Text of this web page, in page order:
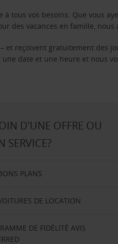
tous vos besoins. Que vous
des vacances en famille,
et reçoivent gratuitement des
date et une heure et nous
D'UNE OFFRE OU
SERVICE?
PLANS
DE LOCATION
DE FIDÉLITÉ AVIS